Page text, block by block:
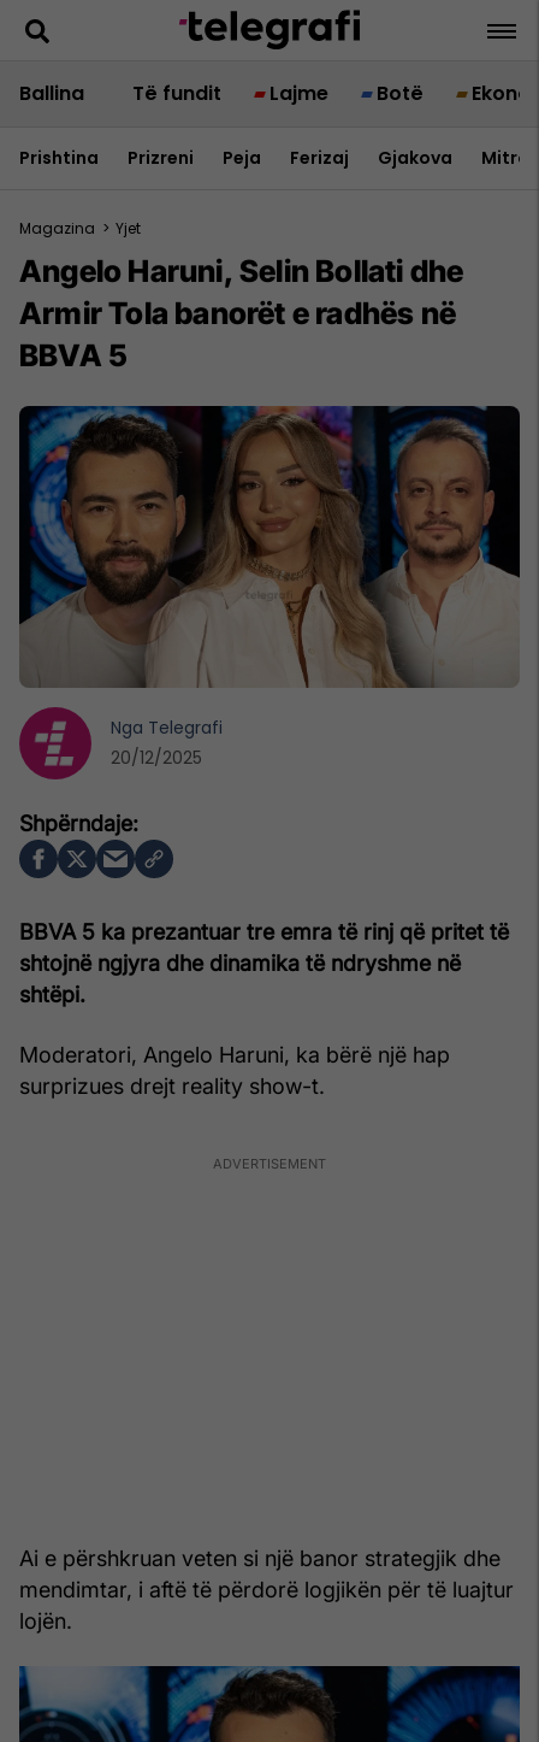
Ballina Të fundit Lajme Botë
Prishtina Prizreni Peja Ferizaj Gjakova
Magazina > Yjet
Angelo Haruni, Selin Bollati dhe
Armir Tola banorët e radhës në
BBVA 5
BBVA 5 ka prezantuar tre emra të rinj që pritet të
shtojnë ngjyra dhe dinamika të ndryshme në
shtëpi.
Moderatori, Angelo Haruni, ka bërë një hap
surprizues drejt reality show-t.
Ai e përshkruan veten si një banor strategjik dhe
mendimtar, i aftë të përdorë logjikën për të luajtur
lojën.
Nga Telegrafi
20/12/2025